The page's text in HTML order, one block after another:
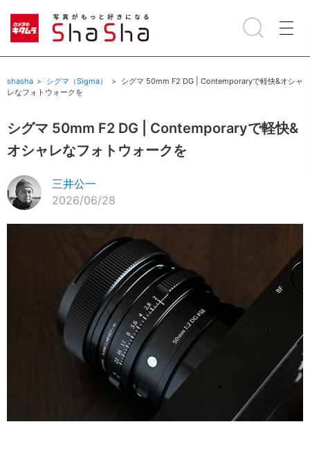
shasha シグマ（Sigma）
シグマ 50mm F2 DG | Contemporaryで軽快&オシャ
レなフォトウォークを
シグマ 50mm F2 DG | Contemporaryで軽快&
オシャレなフォトウォークを
三井公一
2026/06/28